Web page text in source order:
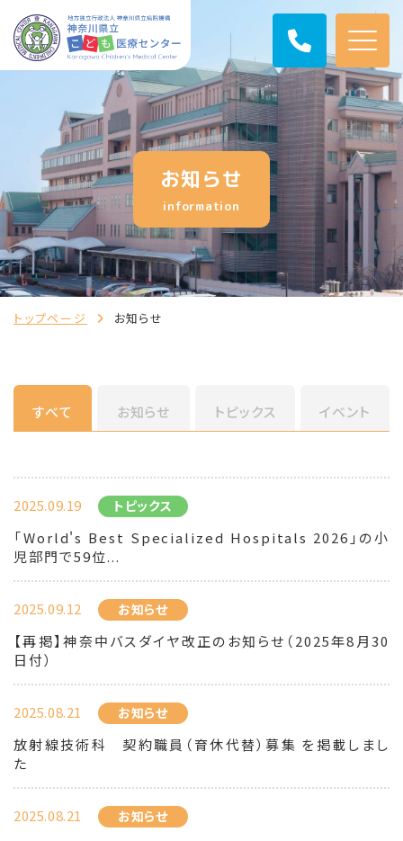
お知らせ
information
トップページ お知らせ
すべて お知らせ トピックス イベント
2025.09.19 トピックス
「World's Best Specialized Hospitals 2026」の小
児部門で59位...
2025.09.12 お知らせ
【再掲】神奈中バスダイヤ改正のお知らせ（2025年8月30
日付）
2025.08.21 お知らせ
放射線技術科 契約職員（育休代替）募集 を掲載しまし
た
2025.08.21 お知らせ